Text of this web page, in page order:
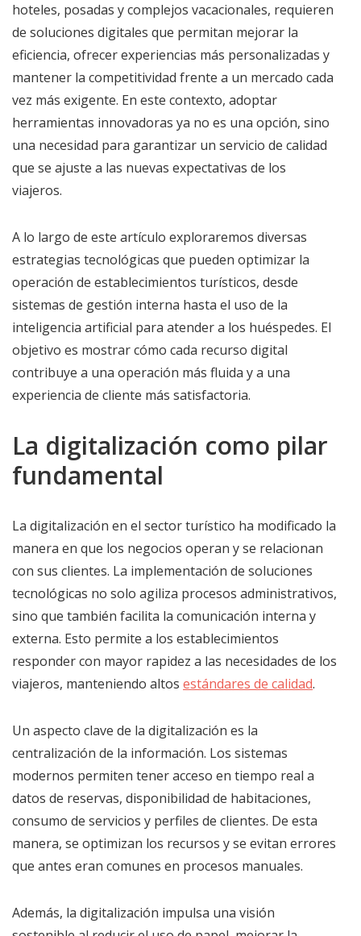
hoteles, posadas y complejos vacacionales, requieren
de soluciones digitales que permitan mejorar la
eficiencia, ofrecer experiencias más personalizadas y
mantener la competitividad frente a un mercado cada
vez más exigente. En este contexto, adoptar
herramientas innovadoras ya no es una opción, sino
una necesidad para garantizar un servicio de calidad
que se ajuste a las nuevas expectativas de los
viajeros.
A lo largo de este artículo exploraremos diversas
estrategias tecnológicas que pueden optimizar la
operación de establecimientos turísticos, desde
sistemas de gestión interna hasta el uso de la
inteligencia artificial para atender a los huéspedes. El
objetivo es mostrar cómo cada recurso digital
contribuye a una operación más fluida y a una
experiencia de cliente más satisfactoria.
La digitalización como pilar
fundamental
La digitalización en el sector turístico ha modificado la
manera en que los negocios operan y se relacionan
con sus clientes. La implementación de soluciones
tecnológicas no solo agiliza procesos administrativos,
sino que también facilita la comunicación interna y
externa. Esto permite a los establecimientos
responder con mayor rapidez a las necesidades de los
viajeros, manteniendo altos estándares de calidad.
Un aspecto clave de la digitalización es la
centralización de la información. Los sistemas
modernos permiten tener acceso en tiempo real a
datos de reservas, disponibilidad de habitaciones,
consumo de servicios y perfiles de clientes. De esta
manera, se optimizan los recursos y se evitan errores
que antes eran comunes en procesos manuales.
Además, la digitalización impulsa una visión